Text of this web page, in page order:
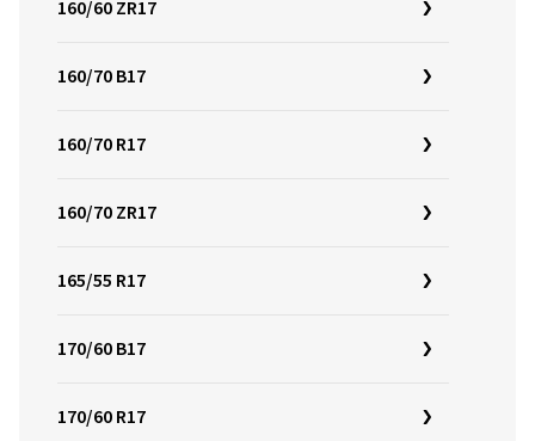
160/60 ZR17
160/70 B17
160/70 R17
160/70 ZR17
165/55 R17
170/60 B17
170/60 R17